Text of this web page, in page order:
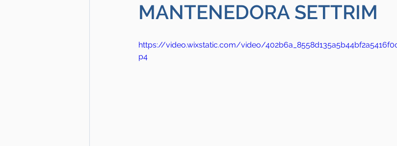
MANTENEDORA SETTRIM
https://video.wixstatic.com/video/
p4